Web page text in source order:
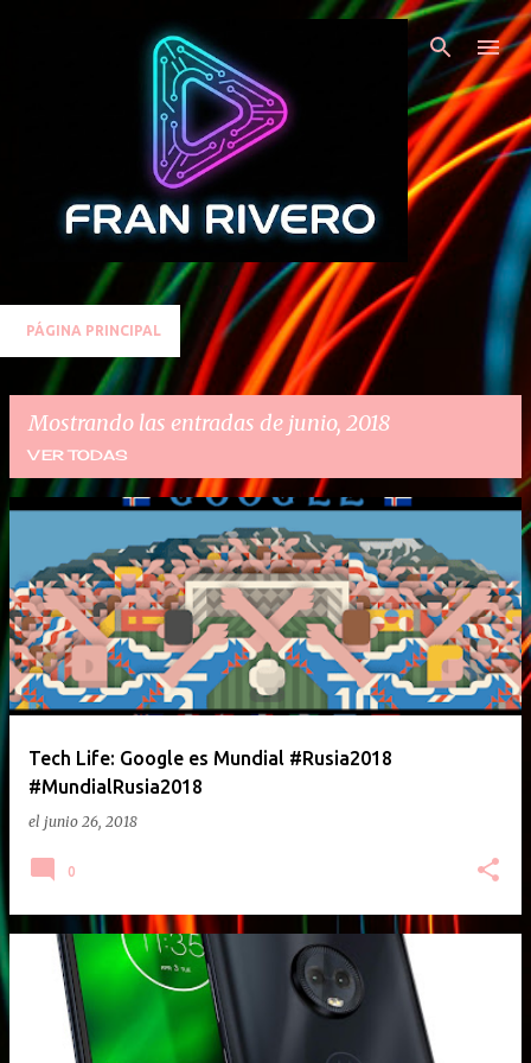
Ir al contenido principal
PÁGINA PRINCIPAL
Mostrando las entradas de junio, 2018
VER TODAS
n
t
r
a
d
Tech Life: Google es Mundial #Rusia2018
#MundialRusia2018
el junio 26, 2018
0